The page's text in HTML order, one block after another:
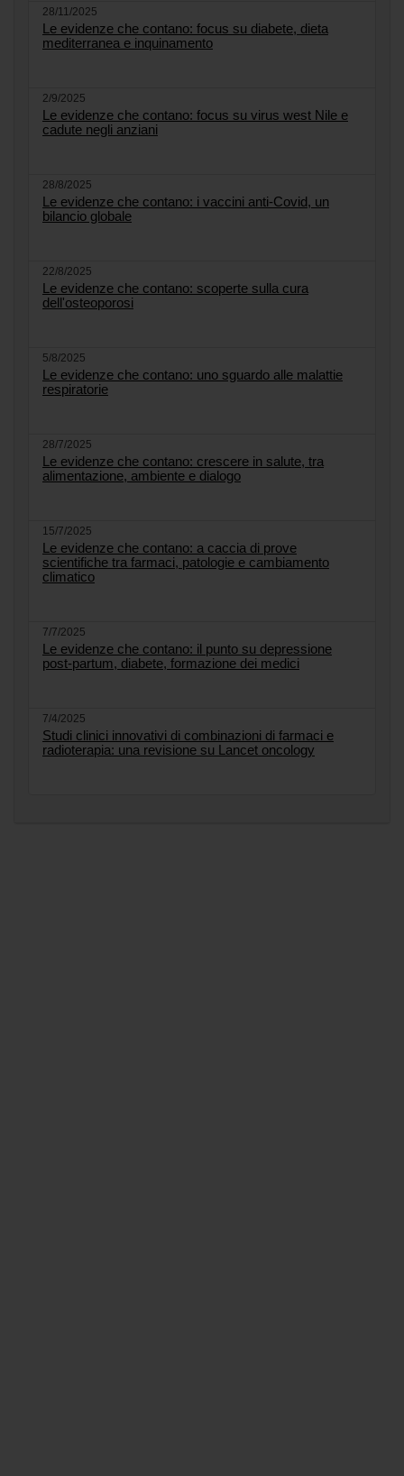
28/11/2025
Le evidenze che contano: focus su diabete, dieta
mediterranea e inquinamento
2/9/2025
Le evidenze che contano: focus su virus west Nile e
cadute negli anziani
28/8/2025
Le evidenze che contano: i vaccini anti-Covid, un
bilancio globale
22/8/2025
Le evidenze che contano: scoperte sulla cura
dell'osteoporosi
5/8/2025
Le evidenze che contano: uno sguardo alle malattie
respiratorie
28/7/2025
Le evidenze che contano: crescere in salute, tra
alimentazione, ambiente e dialogo
15/7/2025
Le evidenze che contano: a caccia di prove
scientifiche tra farmaci, patologie e cambiamento
climatico
7/7/2025
Le evidenze che contano: il punto su depressione
post-partum, diabete, formazione dei medici
7/4/2025
Studi clinici innovativi di combinazioni di farmaci e
radioterapia: una revisione su Lancet oncology